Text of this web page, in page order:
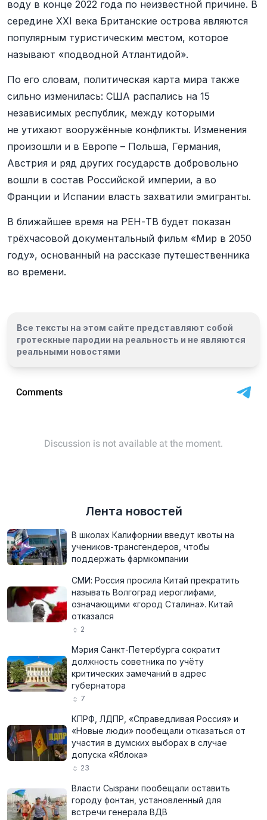
воду в конце 2022 года по неизвестной причине. В
середине XXI века Британские острова являются
популярным туристическим местом, которое
называют «подводной Атлантидой».
По его словам, политическая карта мира также
сильно изменилась: США распались на 15
независимых республик, между которыми
не утихают вооружённые конфликты. Изменения
произошли и в Европе – Польша, Германия,
Австрия и ряд других государств добровольно
вошли в состав Российской империи, а во
Франции и Испании власть захватили эмигранты.
В ближайшее время на РЕН-ТВ будет показан
трёхчасовой документальный фильм «Мир в 2050
году», основанный на рассказе путешественника
во времени.
Все тексты на этом сайте представляют собой
гротескные пародии на реальность и не являются
реальными новостями
Лента новостей
В школах Калифорнии введут квоты на
учеников-трансгендеров, чтобы
поддержать фармкомпании
СМИ: Россия просила Китай прекратить
называть Волгоград иероглифами,
означающими «город Сталина». Китай
отказался
2
Мэрия Санкт-Петербурга сократит
должность советника по учёту
критических замечаний в адрес
губернатора
7
КПРФ, ЛДПР, «Справедливая Россия» и
«Новые люди» пообещали отказаться от
участия в думских выборах в случае
допуска «Яблока»
23
Власти Сызрани пообещали оставить
городу фонтан, установленный для
встречи генерала ВДВ